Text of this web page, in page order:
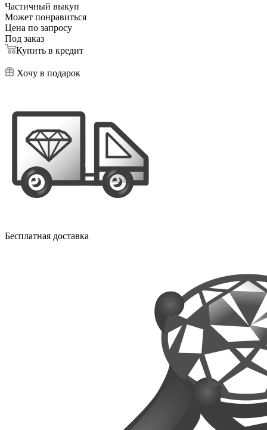
Частичный выкуп
Может понравиться
Цена по запросу
Под заказ
Купить в кредит
Хочу в подарок
Бесплатная доставка